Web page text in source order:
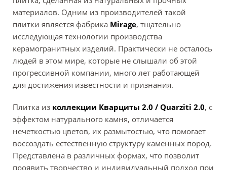
материалов. Одним из производителей такой
плитки является фабрика Mirage, тщательно
исследующая технологии производства
керамогранитных изделий. Практически не осталось
людей в этом мире, которые не слышали об этой
прогрессивной компании, много лет работающей
для достижения известности и признания.
Плитка из коллекции Кварциты 2.0 / Quarziti 2.0, с
эффектом натурального камня, отличается
нечеткостью цветов, их размытостью, что помогает
воссоздать естественную структуру каменных пород.
Представлена в различных формах, что позволит
проявить творчество и индивидуальный подход при